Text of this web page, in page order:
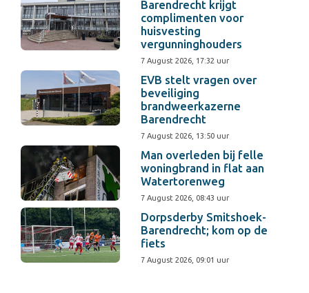
Barendrecht krijgt
complimenten voor
huisvesting
vergunninghouders
7 August 2026, 17:32 uur
EVB stelt vragen over
beveiliging
brandweerkazerne
Barendrecht
7 August 2026, 13:50 uur
Man overleden bij felle
woningbrand in flat aan
Watertorenweg
7 August 2026, 08:43 uur
Dorpsderby Smitshoek-
Barendrecht; kom op de
fiets
7 August 2026, 09:01 uur